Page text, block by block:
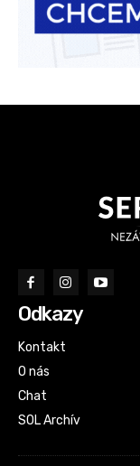
Odkazy
Kontakt
O nás
Chat
SOL Archív